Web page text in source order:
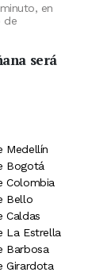
en
de
será
Medellín
Bogotá
Colombia
Bello
Caldas
La Estrella
Barbosa
Girardota